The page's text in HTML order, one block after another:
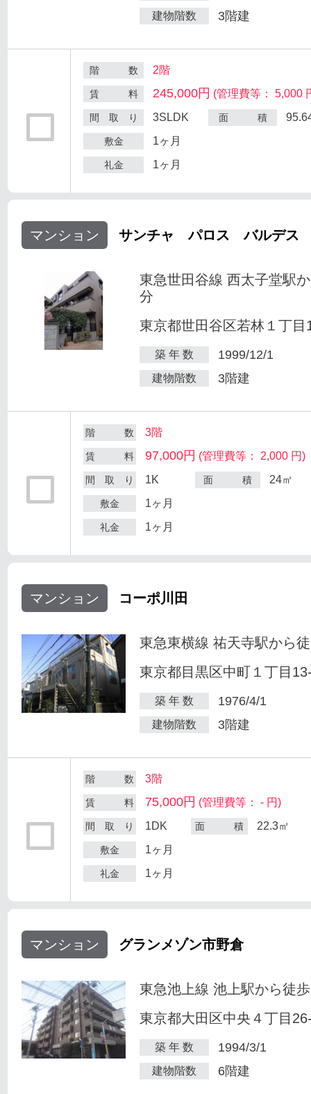
建物階数 3階建
階 数 2階
賃 料 245,000円 (管理費等： 5,000
間 取 り 3SLDK 面 積
敷金 1ヶ月
礼金 1ヶ月
マンション サンチャ パロス バルデス
東急世田谷線 西太子堂駅
分
東京都世田谷区若林１丁目
築 年 数 1999/12/1
建物階数 3階建
階 数 3階
賃 料 97,000円 (管理費等： 2,000 円)
間 取 り 1K 面 積 24㎡
敷金 1ヶ月
礼金 1ヶ月
マンション コーポ川田
東急東横線 祐天寺駅から
東京都目黒区中町１丁目
築 年 数 1976/4/1
建物階数 3階建
階 数 3階
賃 料 75,000円 (管理費等： - 円)
間 取 り 1DK 面 積 22.3㎡
敷金 1ヶ月
礼金 1ヶ月
マンション グランメゾン市野倉
東急池上線 池上駅から徒
東京都大田区中央４丁目
築 年 数 1994/3/1
建物階数 6階建